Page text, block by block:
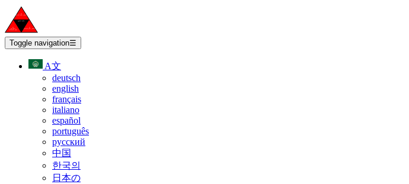
Toggle navigation☰
A文
deutsch
english
français
italiano
español
português
русский
中国
한국의
日本の